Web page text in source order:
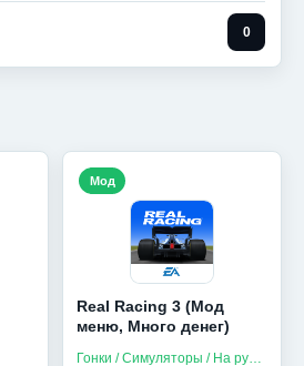
0
Real Racing 3 (Мод
меню, Много денег)
Гонки / Симуляторы / На русском
Мод